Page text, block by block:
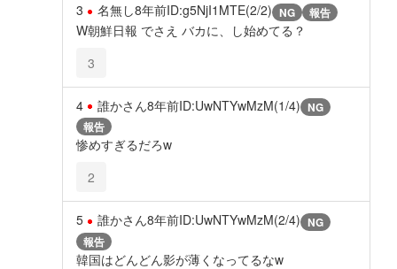
3 名無し8年前ID:g5NjI1MTE(2/2) NG 報告
W朝鮮日報 でさえ バカに、し始めてる？
3
4 誰かさん8年前ID:UwNTYwMzM(1/4) NG
報告
惨めすぎるだろw
2
5 誰かさん8年前ID:UwNTYwMzM(2/4) NG
報告
韓国はどんどん影が薄くなってるなw